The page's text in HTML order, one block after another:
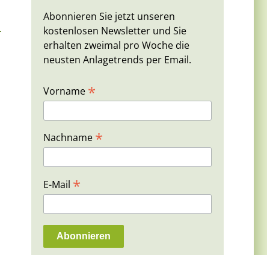
Abonnieren Sie jetzt unseren
kostenlosen Newsletter und Sie
erhalten zweimal pro Woche die
neusten Anlagetrends per Email.
Vorname *
Nachname *
E-Mail *